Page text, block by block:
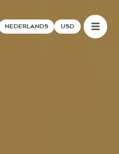
NEDERLANDS USD